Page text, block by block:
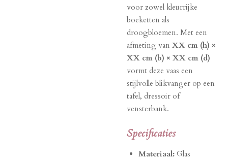
voor zowel kleurrijke
boeketten als
droogbloemen. Met een
afmeting van XX cm (h) ×
XX cm (b) × XX cm (d)
vormt deze vaas een
stijlvolle blikvanger op een
tafel, dressoir of
vensterbank.
Specificaties
Materiaal:Glas